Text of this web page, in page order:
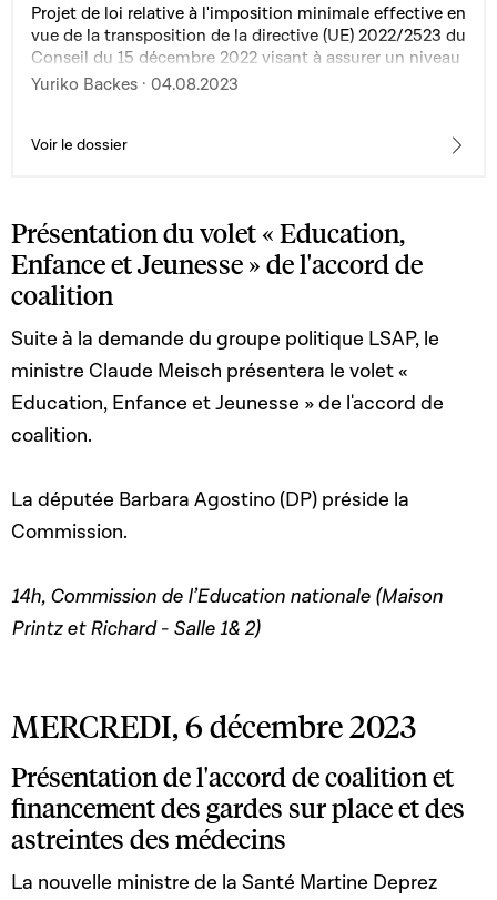
Projet de loi relative à l'imposition minimale effective en
vue de la transposition de la directive (UE) 2022/2523 du
Conseil du 15 décembre 2022 visant à assurer un niveau
minimum d'imposition mondial pour les groupes
Yuriko Backes · 04.08.2023
Voir le dossier
Présentation du volet « Education,
Enfance et Jeunesse » de l'accord de
coalition
Suite à la demande du groupe politique LSAP, le
ministre Claude Meisch présentera le volet «
Education, Enfance et Jeunesse » de l'accord de
coalition.
La députée Barbara Agostino (DP) préside la
Commission.
14h, Commission de l’Education nationale (Maison
Printz et Richard - Salle 1& 2)
MERCREDI, 6 décembre 2023
Présentation de l'accord de coalition et
financement des gardes sur place et des
astreintes des médecins
La nouvelle ministre de la Santé Martine Deprez